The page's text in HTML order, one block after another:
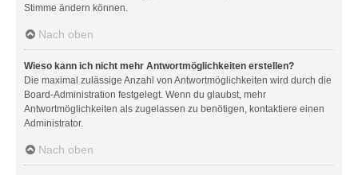
Stimme ändern können.
Nach oben
Wieso kann ich nicht mehr Antwortmöglichkeiten erstellen?
Die maximal zulässige Anzahl von Antwortmöglichkeiten wird durch die
Board-Administration festgelegt. Wenn du glaubst, mehr
Antwortmöglichkeiten als zugelassen zu benötigen, kontaktiere einen
Administrator.
Nach oben